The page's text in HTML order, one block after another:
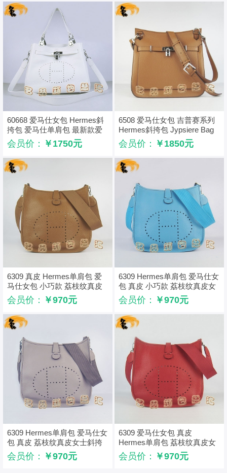
60668 爱马仕女包 Hermes斜
挎包 爱马仕单肩包 最新款爱
马仕女包 白色
会员价： ￥1750元
6508 爱马仕女包 吉普赛系列
Hermes斜挎包 Jypsiere Bag
爱马仕最新款 浅啡色
会员价： ￥1850元
6309 真皮 Hermes单肩包 爱
马仕女包 小巧款 荔枝纹真皮
女士斜挎包
会员价： ￥970元
6309 Hermes单肩包 爱马仕女
包 真皮 小巧款 荔枝纹真皮女
士斜挎包
会员价： ￥970元
6309 Hermes单肩包 爱马仕女
包 真皮 荔枝纹真皮女士斜挎
包 小巧款
会员价： ￥970元
6309 爱马仕女包 真皮
Hermes单肩包 荔枝纹真皮女
士斜挎包 小巧款
会员价： ￥970元